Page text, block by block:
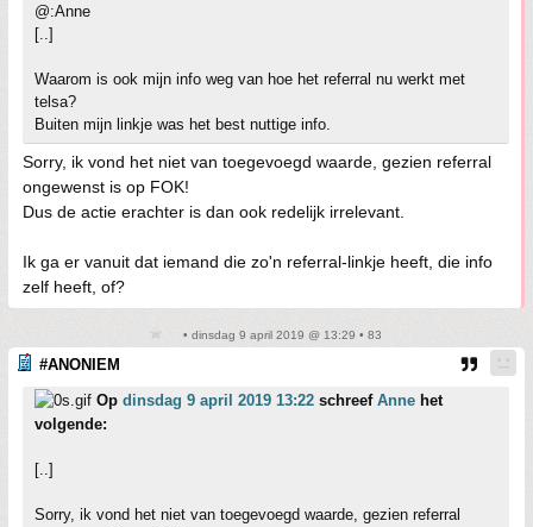
@:Anne
[..]
Waarom is ook mijn info weg van hoe het referral nu werkt met
telsa?
Buiten mijn linkje was het best nuttige info.
Sorry, ik vond het niet van toegevoegd waarde, gezien referral
ongewenst is op FOK!
Dus de actie erachter is dan ook redelijk irrelevant.
Ik ga er vanuit dat iemand die zo'n referral-linkje heeft, die info
zelf heeft, of?
• dinsdag 9 april 2019 @ 13:29 • 83
#ANONIEM
Op dinsdag 9 april 2019 13:22 schreef Anne het
volgende:
[..]
Sorry, ik vond het niet van toegevoegd waarde, gezien referral